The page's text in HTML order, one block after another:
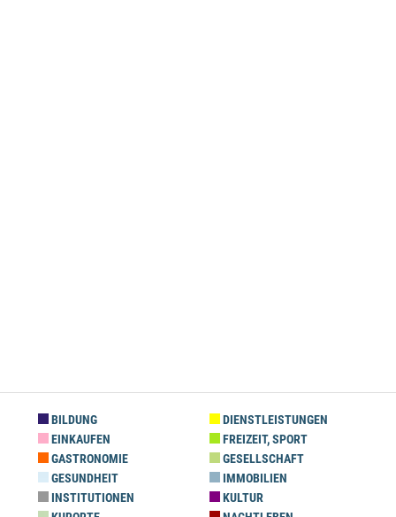
BILDUNG
DIENSTLEISTUNGEN
EINKAUFEN
FREIZEIT, SPORT
GASTRONOMIE
GESELLSCHAFT
GESUNDHEIT
IMMOBILIEN
INSTITUTIONEN
KULTUR